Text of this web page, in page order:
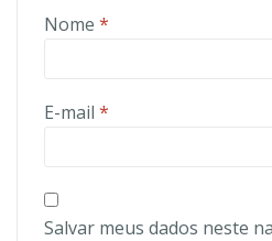
Nome *
E-mail *
Salvar meus dados neste